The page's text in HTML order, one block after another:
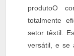
produtoO
totalmente
setor têxtil.
versátil, e se